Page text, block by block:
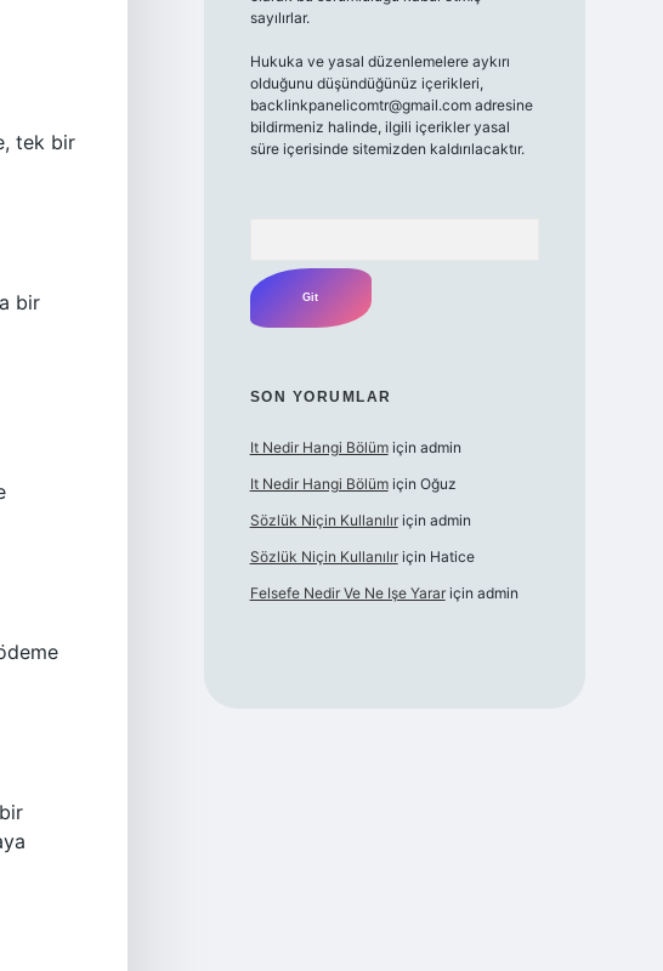
tek bir
bir
sayılırlar.
Hukuka ve yasal düzenlemelere aykırı
olduğunu düşündüğünüz içerikleri,
backlinkpanelicomtr@gmail.comadresine
bildirmeniz halinde, ilgili içerikler yasal
süre içerisinde sitemizden kaldırılacaktır.
SON YORUMLAR
It Nedir Hangi Bölümiçin admin
It Nedir Hangi Bölümiçin Oğuz
Sözlük Niçin Kullanılıriçin admin
Sözlük Niçin Kullanılıriçin Hatice
Felsefe Nedir Ve Ne Işe Yarariçin admin